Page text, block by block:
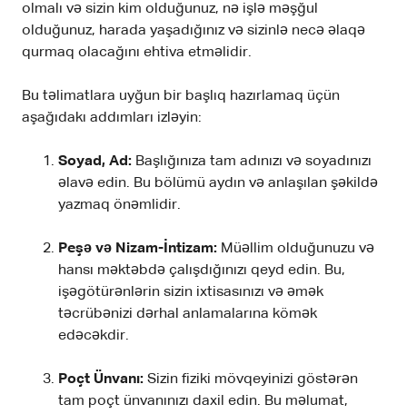
olmalı və sizin kim olduğunuz, nə işlə məşğul
olduğunuz, harada yaşadığınız və sizinlə necə əlaqə
qurmaq olacağını ehtiva etməlidir.
Bu təlimatlara uyğun bir başlıq hazırlamaq üçün
aşağıdakı addımları izləyin:
Soyad, Ad: Başlığınıza tam adınızı və soyadınızı
əlavə edin. Bu bölümü aydın və anlaşılan şəkildə
yazmaq önəmlidir.
Peşə və Nizam-İntizam: Müəllim olduğunuzu və
hansı məktəbdə çalışdığınızı qeyd edin. Bu,
işəgötürənlərin sizin ixtisasınızı və əmək
təcrübənizi dərhal anlamalarına kömək
edəcəkdir.
Poçt Ünvanı: Sizin fiziki mövqeyinizi göstərən
tam poçt ünvanınızı daxil edin. Bu məlumat,